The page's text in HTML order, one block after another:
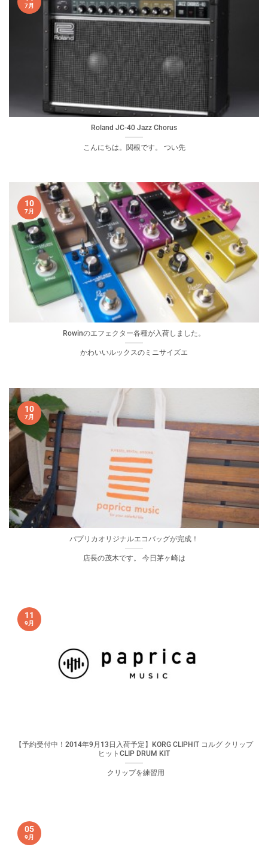
Roland JC-40 Jazz Chorus
こんにちは。関根です。 つい先
7月
Rowinのエフェクター各種が入荷しました。
かわいいルックスのミニサイズエ
10
7月
パプリカオリジナルエコバッグが完成！
店長の茂木です。 今日茅ヶ崎は
10
7月
【予約受付中！2014年9月13日入荷予定】KORG CLIPHIT コルグ クリップ
ヒットCLIP DRUM KIT
クリップを練習用
11
9月
05
9月